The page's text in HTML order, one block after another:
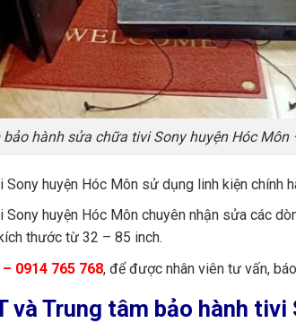
bảo hành sửa chữa tivi Sony huyện Hóc Môn
huyện Hóc Môn sử dụng linh kiện chính
huyện Hóc Môn chuyên nhận sửa các
thước từ 32 – 85 inch.
0914 765 768, để được nhân viên tư vấn,
và Trung tâm bảo hành tivi